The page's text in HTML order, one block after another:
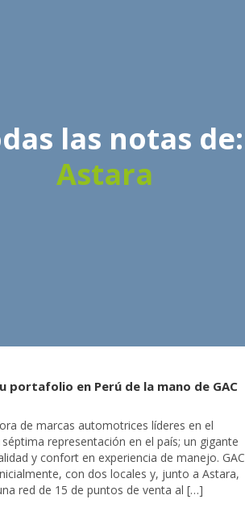
las notas de:
Astara
portafolio en Perú de la mano de GAC
de marcas automotrices líderes en el
representación en el país; un gigante
y confort en experiencia de manejo. GAC
con dos locales y, junto a Astara,
red de 15 de puntos de venta al […]